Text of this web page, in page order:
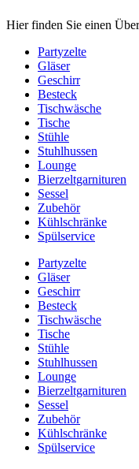
Hier finden Sie einen
Partyzelte
Gläser
Geschirr
Besteck
Tischwäsche
Tische
Stühle
Stuhlhussen
Lounge
Bierzeltgarnituren
Sessel
Zubehör
Kühlschränke
Spülservice
Partyzelte
Gläser
Geschirr
Besteck
Tischwäsche
Tische
Stühle
Stuhlhussen
Lounge
Bierzeltgarnituren
Sessel
Zubehör
Kühlschränke
Spülservice